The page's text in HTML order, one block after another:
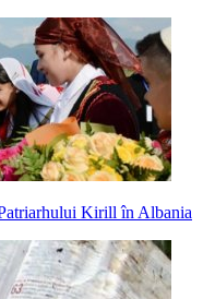
Kirill în Albania